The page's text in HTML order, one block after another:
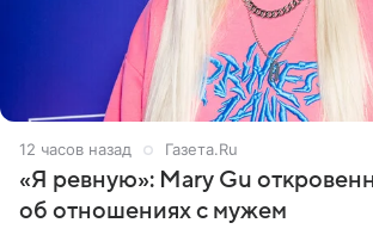
12 часов назад Газета.Ru
«Я ревную»: Mary Gu
об отношениях с мужем